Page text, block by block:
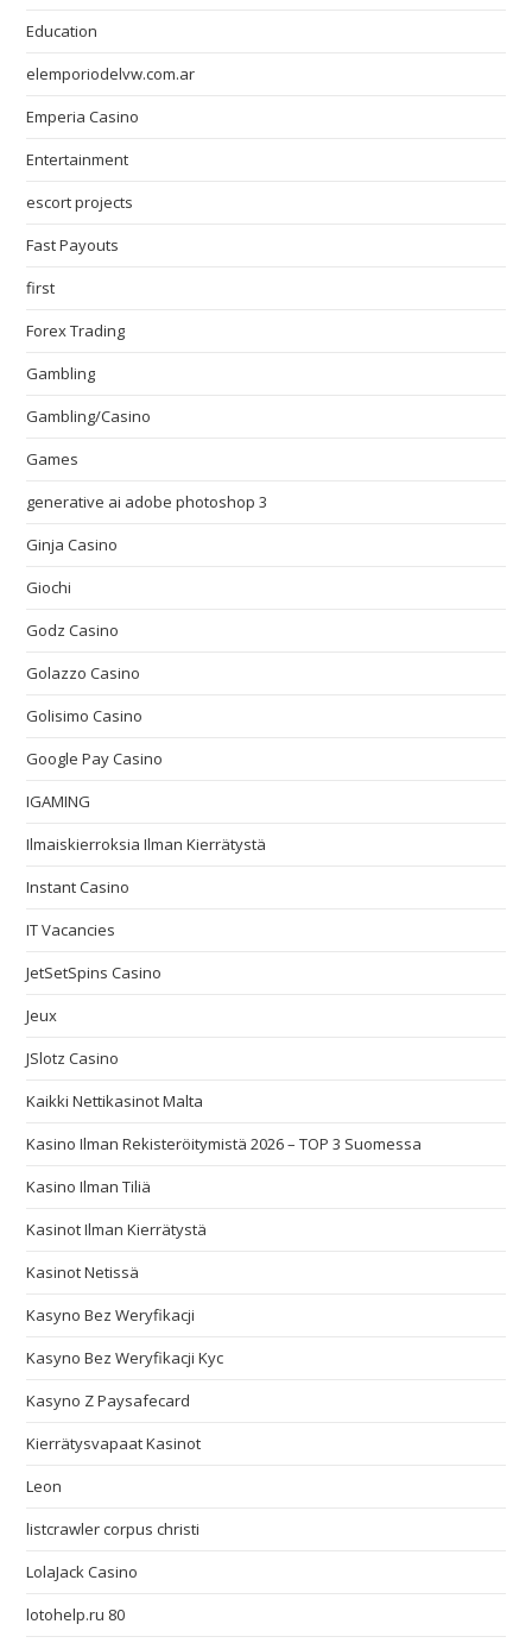
Education
elemporiodelvw.com.ar
Emperia Casino
Entertainment
escort projects
Fast Payouts
first
Forex Trading
Gambling
Gambling/Casino
Games
generative ai adobe photoshop 3
Ginja Casino
Giochi
Godz Casino
Golazzo Casino
Golisimo Casino
Google Pay Casino
IGAMING
Ilmaiskierroksia Ilman Kierrätystä
Instant Casino
IT Vacancies
JetSetSpins Casino
Jeux
JSlotz Casino
Kaikki Nettikasinot Malta
Kasino Ilman Rekisteröitymistä 2026 – TOP 3 Suomessa
Kasino Ilman Tiliä
Kasinot Ilman Kierrätystä
Kasinot Netissä
Kasyno Bez Weryfikacji
Kasyno Bez Weryfikacji Kyc
Kasyno Z Paysafecard
Kierrätysvapaat Kasinot
Leon
listcrawler corpus christi
LolaJack Casino
lotohelp.ru 80